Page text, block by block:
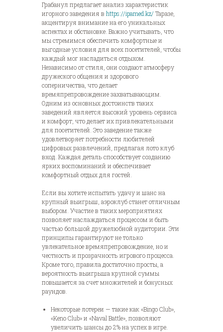
Грабанул предлагает анализ характеристик
игорного заведения в https://ipamed.kz/ Таразе,
акцентируя внимание на его уникальных
аспектах и обстановке. Важно учитывать, что
мы стремимся обеспечить комфортные и
выгодные условия для всех посетителей, чтобы
каждый мог насладиться отдыхом.
Независимо от стиля, они создают атмосферу
дружеского общения и здорового
соперничества, что делает
времяпрепровождение захватывающим.
Одним из основных достоинств таких
заведений является высокий уровень сервиса
и комфорт, что делает их привлекательными
для посетителей. Это заведение также
удовлетворяет потребности любителей
цифровых развлечений, предлагая лото клуб
вход. Каждая деталь способствует созданию
ярких воспоминаний и обеспечивает
комфортный отдых для гостей.
Если вы хотите испытать удачу и шанс на
крупный выигрыш, аэроклуб станет отличным
выбором. Участие в таких мероприятиях
позволяет наслаждаться процессом и быть
частью большой дружелюбной аудитории. Эти
принципы гарантируют не только
увлекательное времяпрепровождение, но и
честность и прозрачность игрового процесса.
Кроме того, правила достаточно просты, а
вероятность выигрыша крупной суммы
повышается за счет множителей и бонусных
раундов.
Некоторые лотереи — такие как «Bingo Club»,
«Keno Club» и «Naval Battle», позволяют
увеличить шансы до 2% на успех в игре.